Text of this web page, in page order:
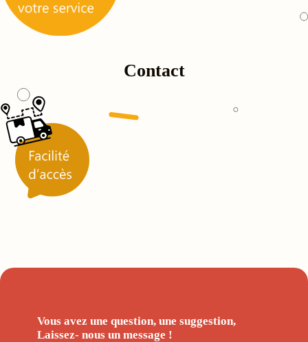
Contact
Vous avez une question, une suggestion,
Laissez- nous un message !